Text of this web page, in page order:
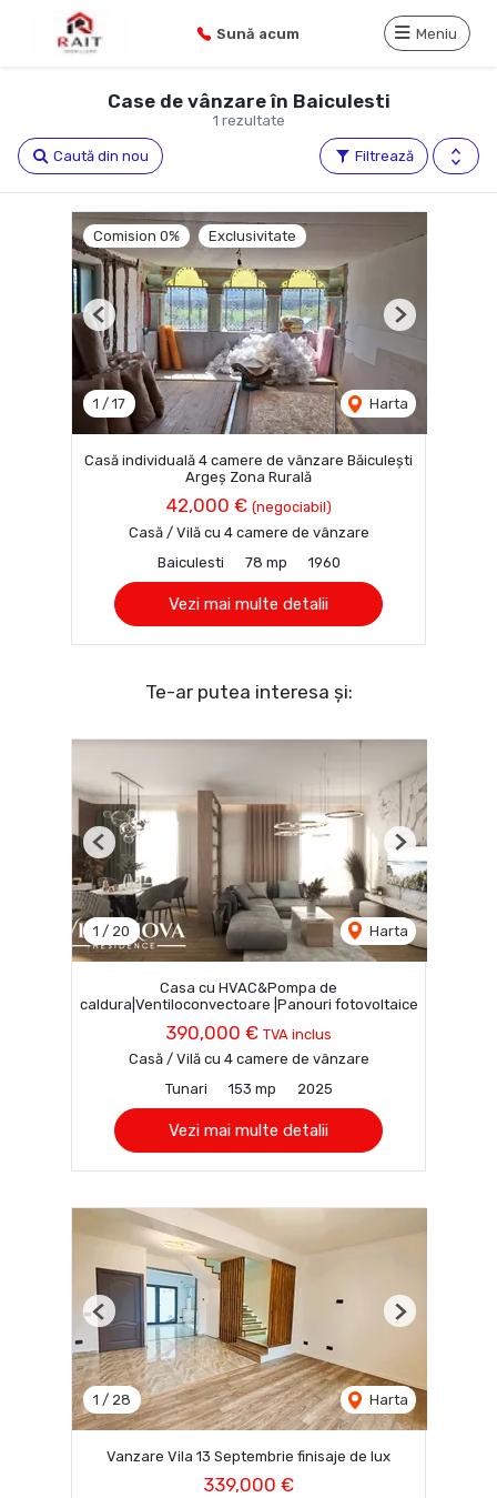
Sună acum Meniu
1 rezultate
Case de vânzare în Baiculesti
Filtrează
Caută din nou
Comision 0% Exclusivitate
1 / 17 Harta
Previous Next
Casă individuală 4 camere de vânzare Băiculești
Argeș Zona Rurală
42,000 € (negociabil)
Casă / Vilă cu 4 camere de vânzare
Baiculesti
78 mp 1960
Vezi mai multe detalii
Te-ar putea interesa și:
1 / 20 Harta
Previous Next
Casa cu HVAC&Pompa de
caldura|Ventiloconvectoare |Panouri fotovoltaice
390,000 € TVA inclus
Casă / Vilă cu 4 camere de vânzare
Tunari
153 mp 2025
Vezi mai multe detalii
1 / 28 Harta
Previous Next
Vanzare Vila 13 Septembrie finisaje de lux
339,000 €